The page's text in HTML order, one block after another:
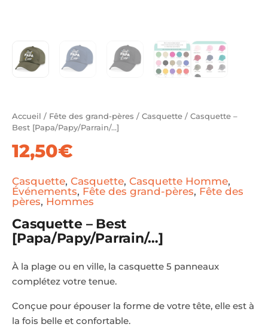
Accueil / Fête des grand-pères / Casquette / Casquette –
Best [Papa/Papy/Parrain/…]
12,50€
Casquette, Casquette, Casquette Homme,
Événements, Fête des grand-pères, Fête des
pères, Hommes
Casquette – Best
[Papa/Papy/Parrain/…]
À la plage ou en ville, la casquette 5 panneaux
complétez votre tenue.
Conçue pour épouser la forme de votre tête, elle est à
la fois belle et confortable.